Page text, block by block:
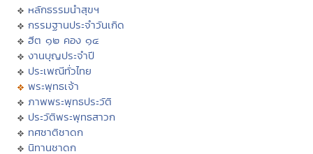
หลักธรรมนำสุขฯ
กรรมฐานประจำวันเกิด
ฮีต ๑๒ คอง ๑๔
งานบุญประจำปี
ประเพณีทั่วไทย
พระพุทธเจ้า
ภาพพระพุทธประวัติ
ประวัติพระพุทธสาวก
ทศชาติชาดก
นิทานชาดก